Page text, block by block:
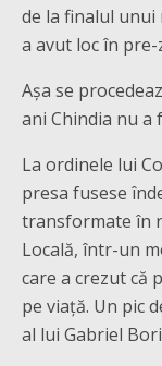
de la finalul unui
a avut loc în
Așa se
ani Chindia nu a
La ordinele lui
presa fusese
transformate în
Locală, într-un
care a crezut că
pe viață. Un pic
al lui Gabriel